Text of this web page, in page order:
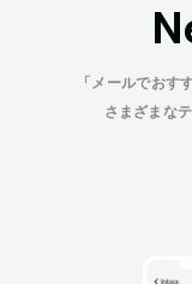
「メールでおす
さまざまな